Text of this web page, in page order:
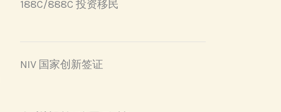
188C/888C 投资移民
NIV 国家创新签证